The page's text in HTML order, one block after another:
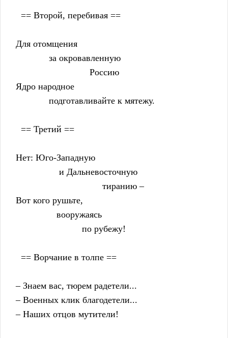
      == Второй, перебивая ==
    Для отомщения
                 за окровавленную
                                 Россию
    Ядро народное
                 подготавливайте к мятежу.
      == Третий ==
    Нет: Юго-Западную
                     и Дальневосточную
                                      тиранию –
    Вот кого рушьте,
                    вооружаясь
                              по рубежу!
      == Ворчание в толпе ==
    – Знаем вас, тюрем радетели...
    – Военных клик благодетели...
    – Наших отцов мутители!